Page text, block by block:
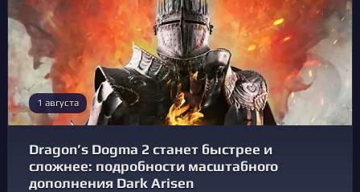
1 августа
Dragon’s Dogma 2 станет быстрее и
сложнее: подробности масштабного
дополнения Dark Arisen